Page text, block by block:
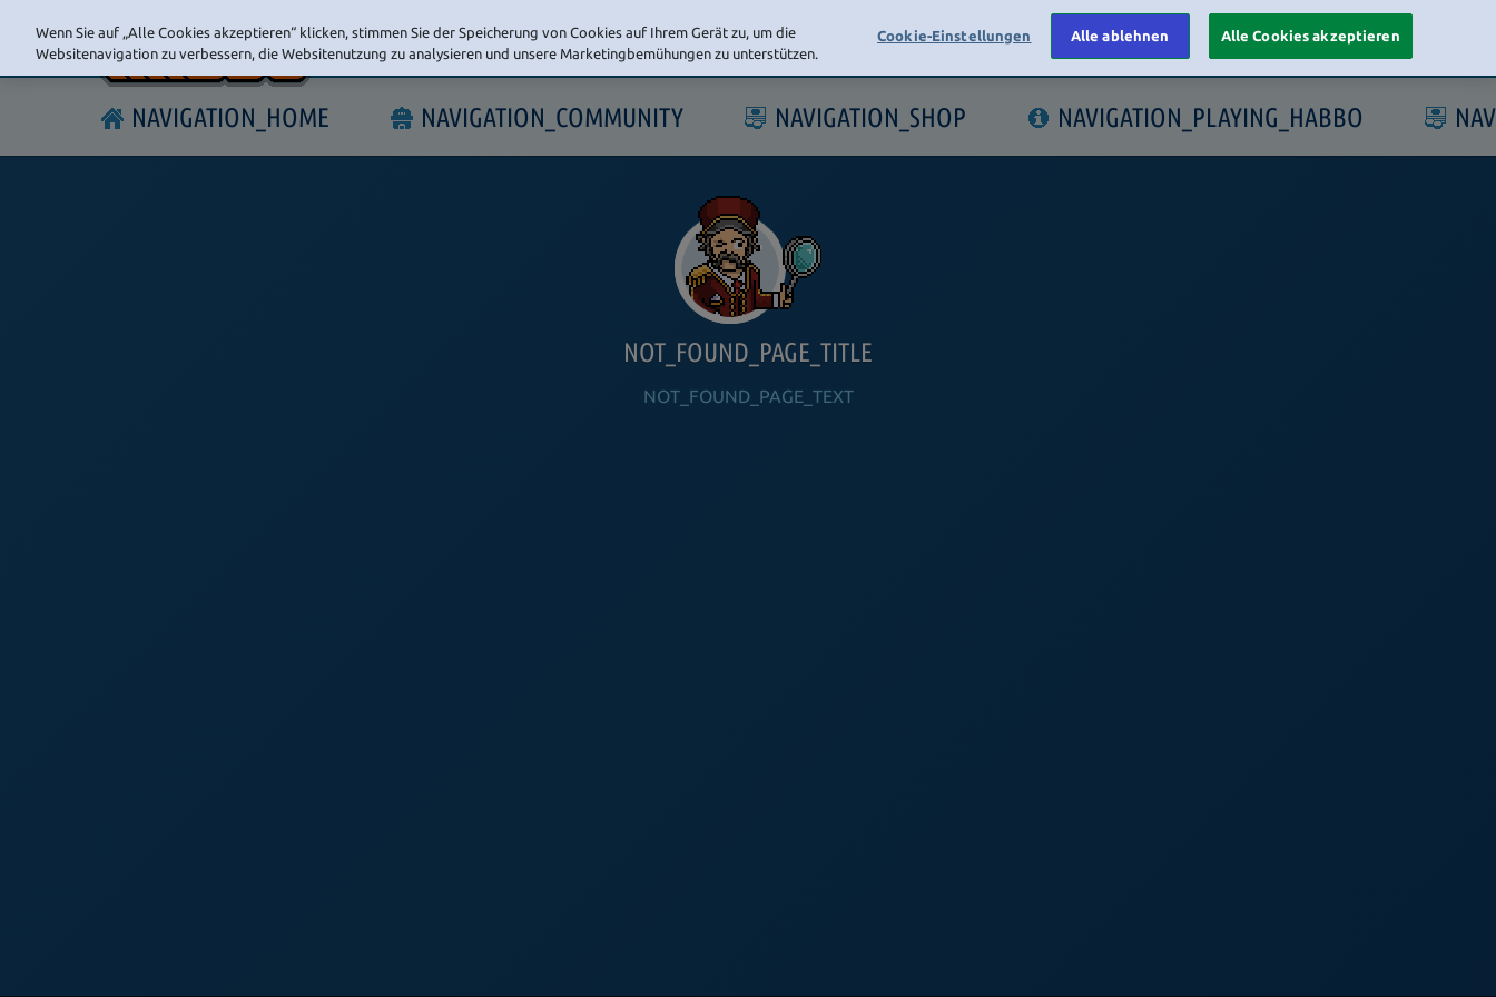
LOGIN
NAVIGATION_HOME NAVIGATION_COMMUNITY NAVIGATION_SHOP NAVIGATION_PLAYING_HABBO
NOT_FOUND_PAGE_TITLE
NOT_FOUND_PAGE_TEXT
Wenn Sie auf „Alle Cookies akzeptieren“ klicken, stimmen Sie der Speicherung von Cookies auf Ihrem Gerät zu, um die
Websitenavigation zu verbessern, die Websitenutzung zu analysieren und unsere Marketingbemühungen zu unterstützen.
Cookie-Einstellungen Alle ablehnen Alle Cookies akzeptieren